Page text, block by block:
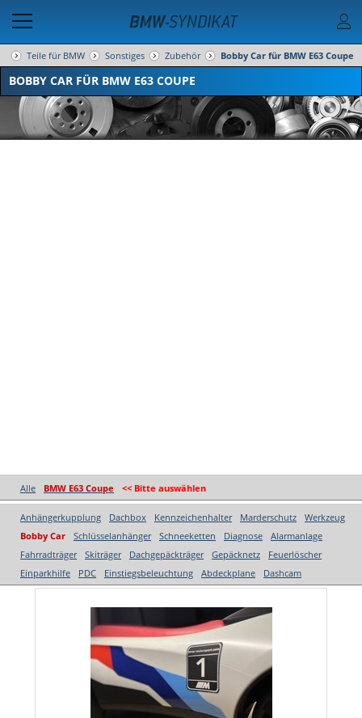
Teile für BMW Sonstiges Zubehör Bobby Car für BMW E63 Coupe
BOBBY CAR FÜR BMW E63 COUPE
Alle BMW E63 Coupe << Bitte auswählen
Anhängerkupplung Dachbox Kennzeichenhalter Marderschutz
Werkzeug
Bobby Car
Schlüsselanhänger Schneeketten Diagnose
Alarmanlage
Fahrradträger
Skiträger Dachgepäckträger Gepäcknetz
Feuerlöscher
Einparkhilfe
PDC Einstiegsbeleuchtung Abdeckplane Dashcam